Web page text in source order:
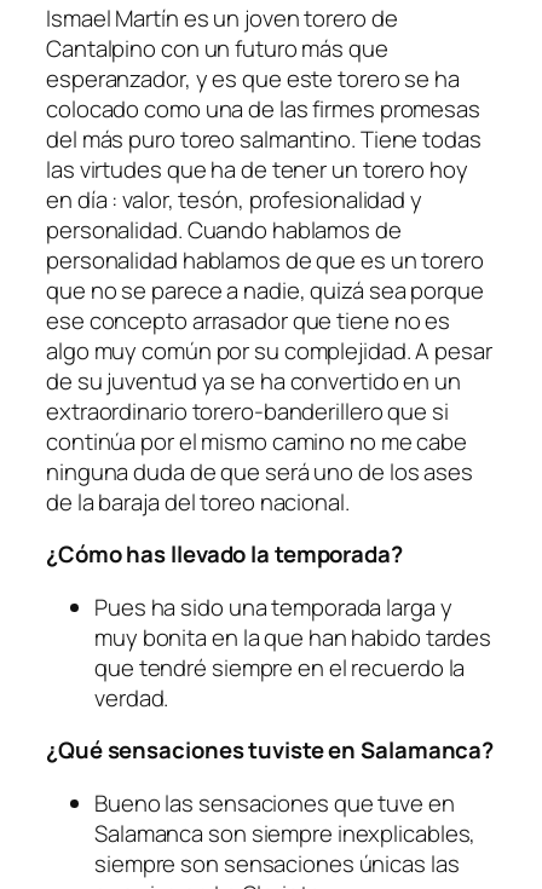
Ismael Martín es un joven torero de
Cantalpino con un futuro más que
esperanzador, y es que este torero se ha
colocado como una de las firmes promesas
del más puro toreo salmantino. Tiene todas
las virtudes que ha de tener un torero hoy
en día : valor, tesón, profesionalidad y
personalidad. Cuando hablamos de
personalidad hablamos de que es un torero
que no se parece a nadie, quizá sea porque
ese concepto arrasador que tiene no es
algo muy común por su complejidad. A pesar
de su juventud ya se ha convertido en un
extraordinario torero-banderillero que si
continúa por el mismo camino no me cabe
ninguna duda de que será uno de los ases
de la baraja del toreo nacional.
¿Cómo has llevado la temporada?
Pues ha sido una temporada larga y
muy bonita en la que han habido tardes
que tendré siempre en el recuerdo la
verdad.
¿Qué sensaciones tuviste en Salamanca?
Bueno las sensaciones que tuve en
Salamanca son siempre inexplicables,
siempre son sensaciones únicas las